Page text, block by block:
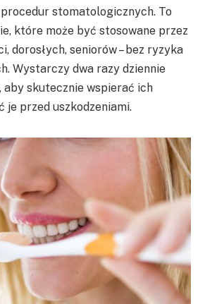
stomatologicznych. To
które może być stosowane przez
dorosłych, seniorów – bez ryzyka
Wystarczy dwa razy dziennie
aby skutecznie wspierać ich
je przed uszkodzeniami.